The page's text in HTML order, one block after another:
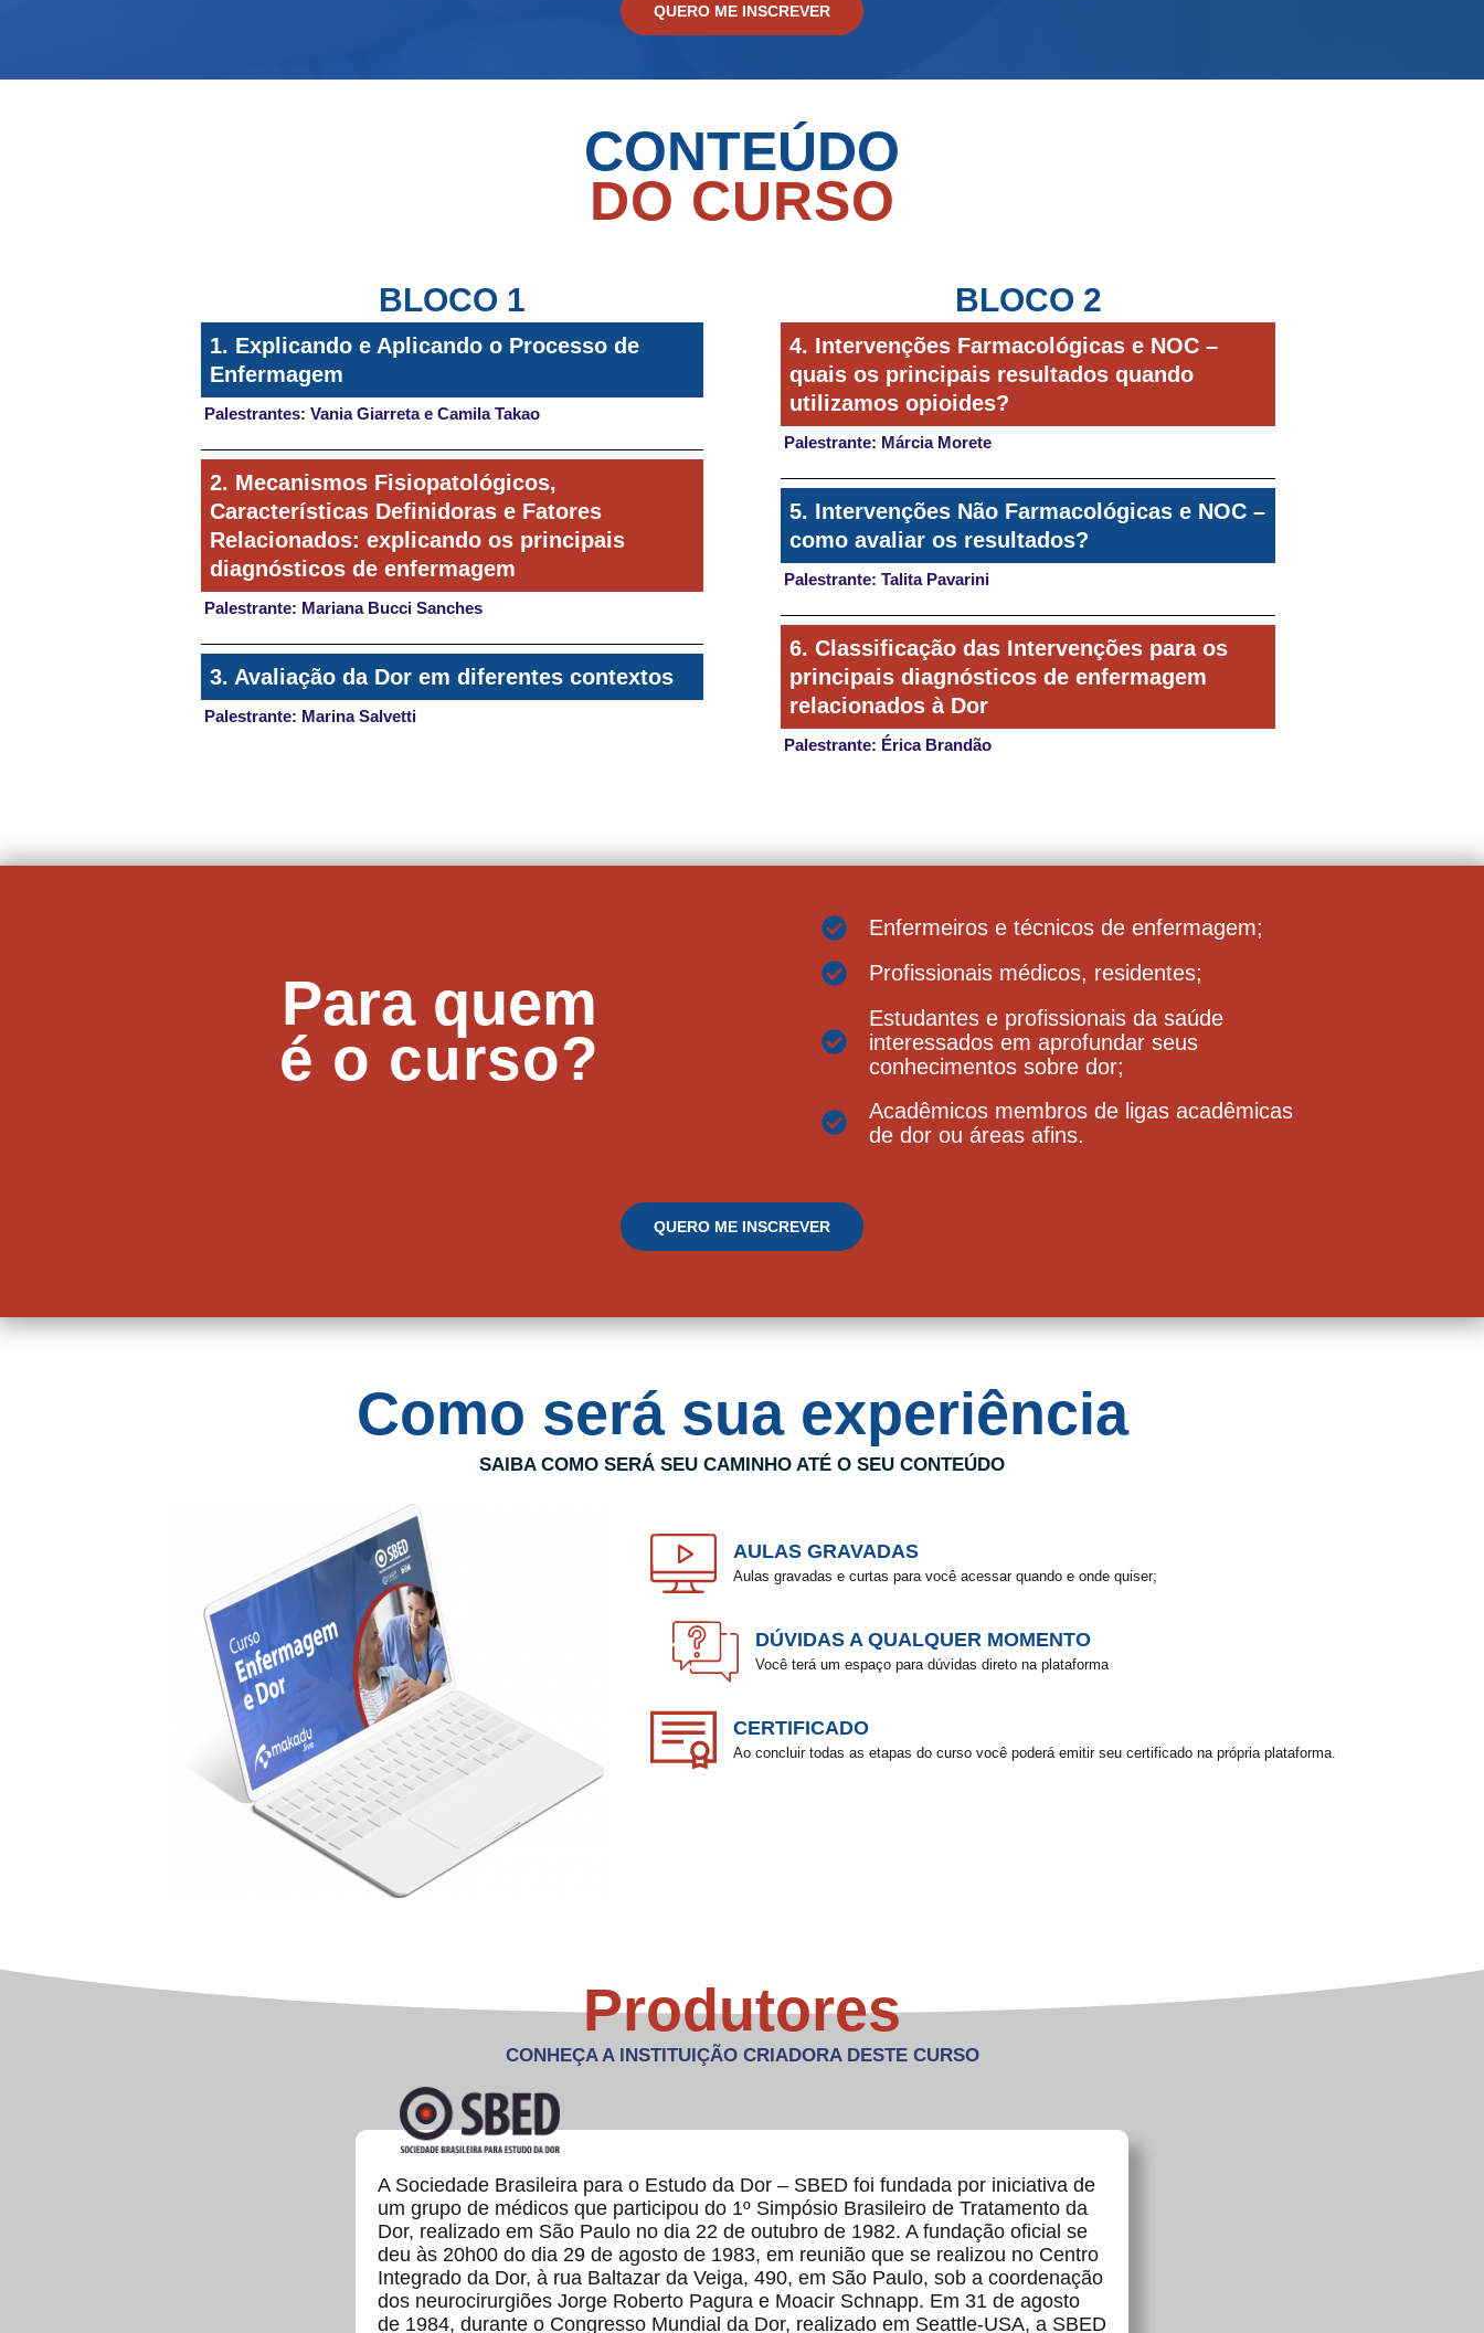
QUERO ME INSCREVER
CONTEÚDO
DO CURSO
BLOCO 1
1. Explicando e Aplicando o Processo de
Enfermagem
Palestrantes: Vania Giarreta e Camila Takao
2. Mecanismos Fisiopatológicos,
Características Definidoras e Fatores
Relacionados: explicando os principais
diagnósticos de enfermagem
Palestrante: Mariana Bucci Sanches
3. Avaliação da Dor em diferentes contextos
Palestrante: Marina Salvetti
BLOCO 2
4. Intervenções Farmacológicas e NOC –
quais os principais resultados quando
utilizamos opioides?
Palestrante: Márcia Morete
5. Intervenções Não Farmacológicas e NOC –
como avaliar os resultados?
Palestrante: Talita Pavarini
6. Classificação das Intervenções para os
principais diagnósticos de enfermagem
relacionados à Dor
Palestrante: Érica Brandão
Para quem
é o curso?
Enfermeiros e técnicos de enfermagem;
Profissionais médicos, residentes;
Estudantes e profissionais da saúde
interessados em aprofundar seus
conhecimentos sobre dor;
Acadêmicos membros de ligas acadêmicas
de dor ou áreas afins.
QUERO ME INSCREVER
Como será sua experiência
SAIBA COMO SERÁ SEU CAMINHO ATÉ O SEU CONTEÚDO
AULAS GRAVADAS
Aulas gravadas e curtas para você acessar quando e onde quiser;
DÚVIDAS A QUALQUER MOMENTO
Você terá um espaço para dúvidas direto na plataforma
CERTIFICADO
Ao concluir todas as etapas do curso você poderá emitir seu certificado na própria plataforma.
Produtores
CONHEÇA A INSTITUIÇÃO CRIADORA DESTE CURSO
A Sociedade Brasileira para o Estudo da Dor – SBED foi fundada por iniciativa de
um grupo de médicos que participou do 1º Simpósio Brasileiro de Tratamento da
Dor, realizado em São Paulo no dia 22 de outubro de 1982. A fundação oficial se
deu às 20h00 do dia 29 de agosto de 1983, em reunião que se realizou no Centro
Integrado da Dor, à rua Baltazar da Veiga, 490, em São Paulo, sob a coordenação
dos neurocirurgiões Jorge Roberto Pagura e Moacir Schnapp. Em 31 de agosto
de 1984, durante o Congresso Mundial da Dor, realizado em Seattle-USA, a SBED